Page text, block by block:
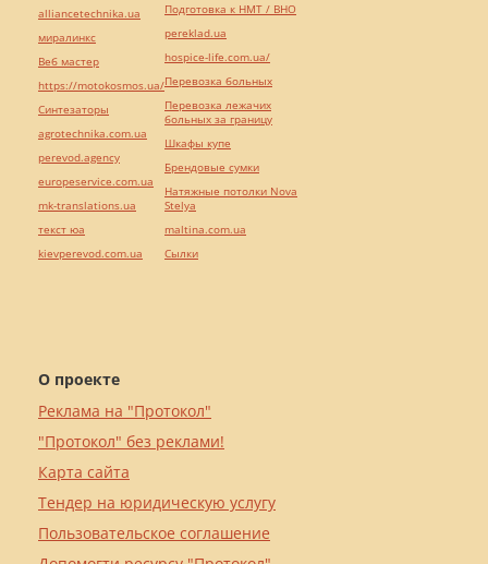
О проекте
Реклама на "Протокол"
"Протокол" без реклами!
Карта сайта
Тендер на юридическую услугу
Пользовательское соглашение
alliancetechnika.ua
миралинкс
Веб мастер
https://motokosmos.ua/
Синтезаторы
agrotechnika.com.ua
perevod.agency
europeservice.com.ua
mk-translations.ua
текст юа
kievperevod.com.ua
Подготовка к НМТ / ВНО
pereklad.ua
hospice-life.com.ua/
Перевозка больных
Перевозка лежачих
больных за границу
Шкафы купе
Брендовые сумки
Натяжные потолки Nova
Stelya
maltina.com.ua
Cылки